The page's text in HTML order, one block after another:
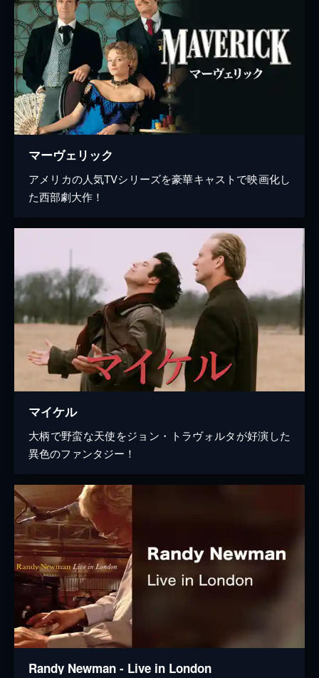
マーヴェリック
アメリカの人気TVシリーズを豪華キャストで映画化し
た西部劇大作！
マイケル
大柄で野蛮な天使をジョン・トラヴォルタが好演した
異色のファンタジー！
Randy Newman - Live in London